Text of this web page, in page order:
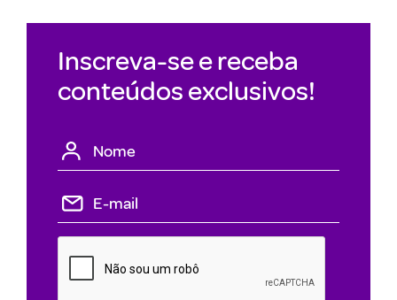
Inscreva-se e receba
conteúdos exclusivos!